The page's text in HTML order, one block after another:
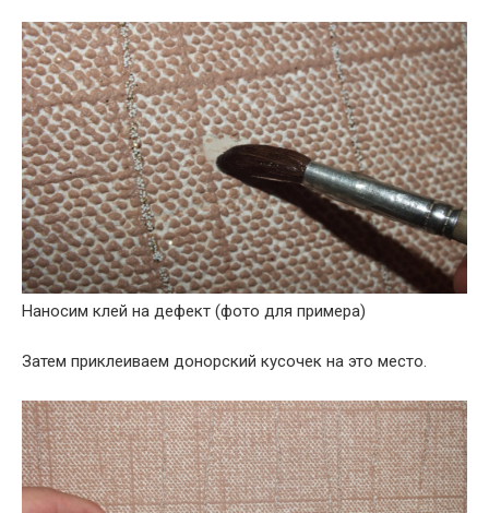
Наносим клей на дефект (фото для примера)
Затем приклеиваем донорский кусочек на это место.